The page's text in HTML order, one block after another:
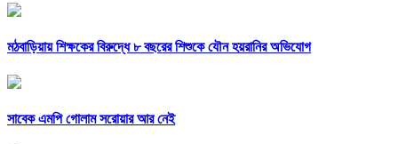
মঠবাড়িয়ায় শিক্ষকের বিরুদ্ধে ৮ বছরের শিশুকে যৌন হয়রানির অভিযোগ
সাবেক এমপি গোলাম সরোয়ার আর নেই